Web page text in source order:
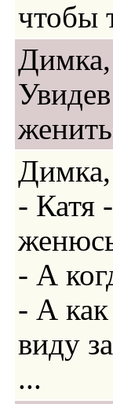
чтобы
Димка,
Димка,
- Катя
- А
- А как
виду
...